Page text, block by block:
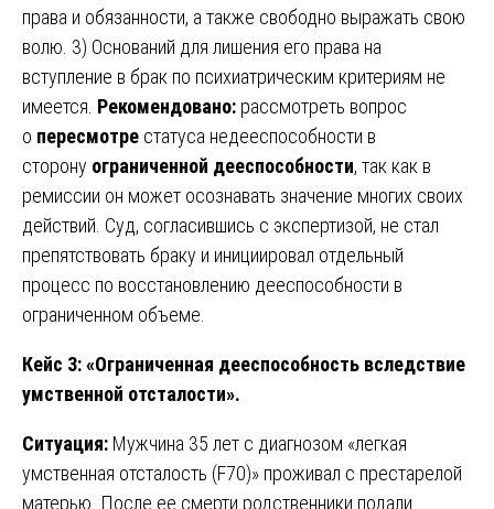
права и обязанности, а также свободно выражать свою
волю. 3) Оснований для лишения его права на
вступление в брак по психиатрическим критериям не
имеется. Рекомендовано: рассмотреть вопрос
о пересмотре статуса недееспособности в
сторону ограниченной дееспособности, так как в
ремиссии он может осознавать значение многих своих
действий. Суд, согласившись с экспертизой, не стал
препятствовать браку и инициировал отдельный
процесс по восстановлению дееспособности в
ограниченном объеме.
Кейс 3: «Ограниченная дееспособность вследствие
умственной отсталости».
Ситуация: Мужчина 35 лет с диагнозом «легкая
умственная отсталость (F70)» проживал с престарелой
матерью. После ее смерти родственники подали